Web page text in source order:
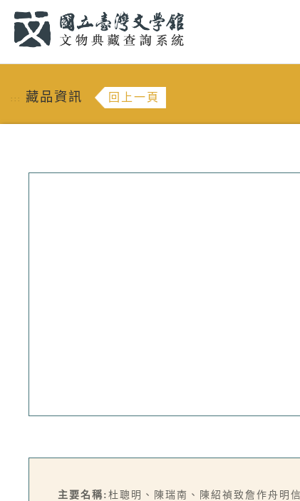
::: 藏品資訊 回上一頁
主要名稱: 杜聰明、陳瑞南、陳紹禎致詹作舟明